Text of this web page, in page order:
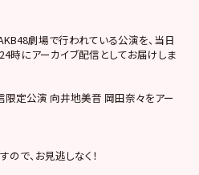
劇場で行われている公演を、当日
時にアーカイブ配信としてお届けしま
限定公演 向井地美音 岡田奈々をアー
で、お見逃しなく！